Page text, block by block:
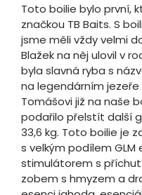
Toto boilie bylo první,
značkou TB Baits. S
jsme měli vždy velmi
Blažek na něj ulovil v
byla slavná ryba s
na legendárním jezeře
Tomášovi již na naše
podařilo přelstít další
33,6 kg. Toto boilie je
s velkým podílem
stimulátorem s
zobem s hmyzem a